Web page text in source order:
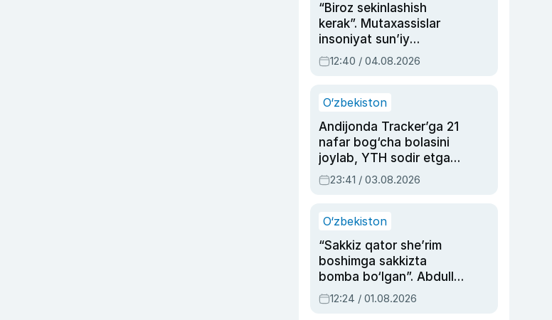
“Biroz sekinlashish
kerak”. Mutaxassislar
insoniyat sun’iy
intellektni boshqara
olmay qolishidan xavotir
12:40 / 04.08.2026
O‘zbekiston
Andijonda Tracker’ga 21
nafar bog‘cha bolasini
joylab, YTH sodir etgan
ayolga sud hukmi o‘qildi
23:41 / 03.08.2026
O‘zbekiston
“Sakkiz qator she’rim
boshimga sakkizta
bomba bo‘lgan”. Abdulla
Oripovni siyosiy
ayblovlardan asrab
12:24 / 01.08.2026